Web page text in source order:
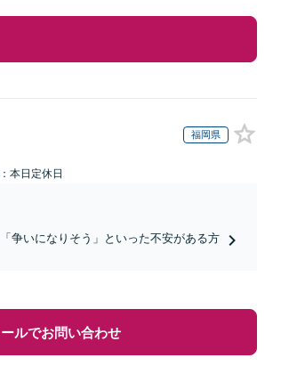
福岡県
本日定休日
争いになりそう」といった不安がある方
ールでお問い合わせ